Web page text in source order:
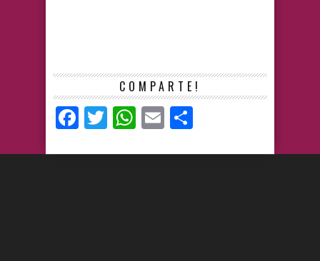
COMPARTE!
Facebook
TwitterWhatsApp
Email